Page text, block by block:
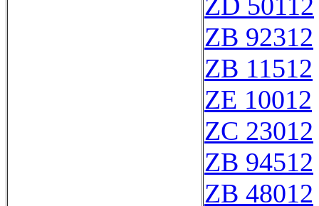
ZB 92312
ZB 11512
ZE 10012
ZC 23012
ZB 94512
ZB 48012